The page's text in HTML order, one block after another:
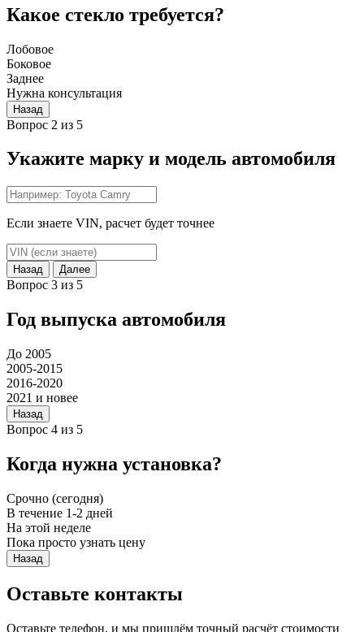
Какое стекло требуется?
Лобовое
Боковое
Заднее
Нужна консультация
Назад
Вопрос 2 из 5
Укажите марку и модель автомобиля
Если знаете VIN, расчет будет точнее
Назад Далее
Вопрос 3 из 5
Год выпуска автомобиля
До 2005
2005-2015
2016-2020
2021 и новее
Назад
Вопрос 4 из 5
Когда нужна установка?
Срочно (сегодня)
В течение 1-2 дней
На этой неделе
Пока просто узнать цену
Назад
Оставьте контакты
Оставьте телефон, и мы пришлём точный расчёт стоимости